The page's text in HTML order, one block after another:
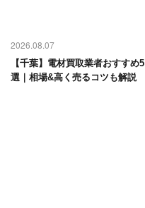
2026.08.07
【千葉】電材買取業者おすすめ5
選｜相場&高く売るコツも解説